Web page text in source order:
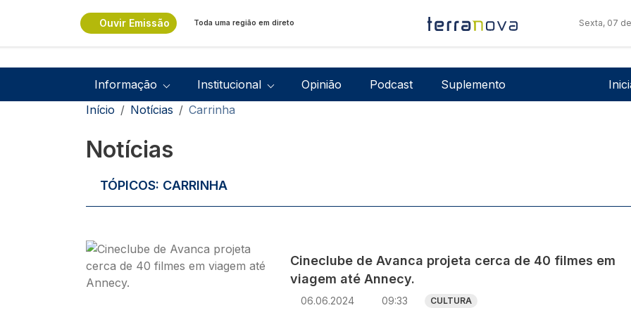
Ouvir Emissão Toda uma região em direto Sexta, 07
Navegação principal
Informação Institucional Opinião Podcast Suplemento
Navegação estrutural
Início Notícias Carrinha
Notícias
TÓPICOS: CARRINHA
Imagem
Cineclube de Avanca projeta cerca de 40 filmes em
viagem até Annecy.
06.06.2024 09:33 CULTURA